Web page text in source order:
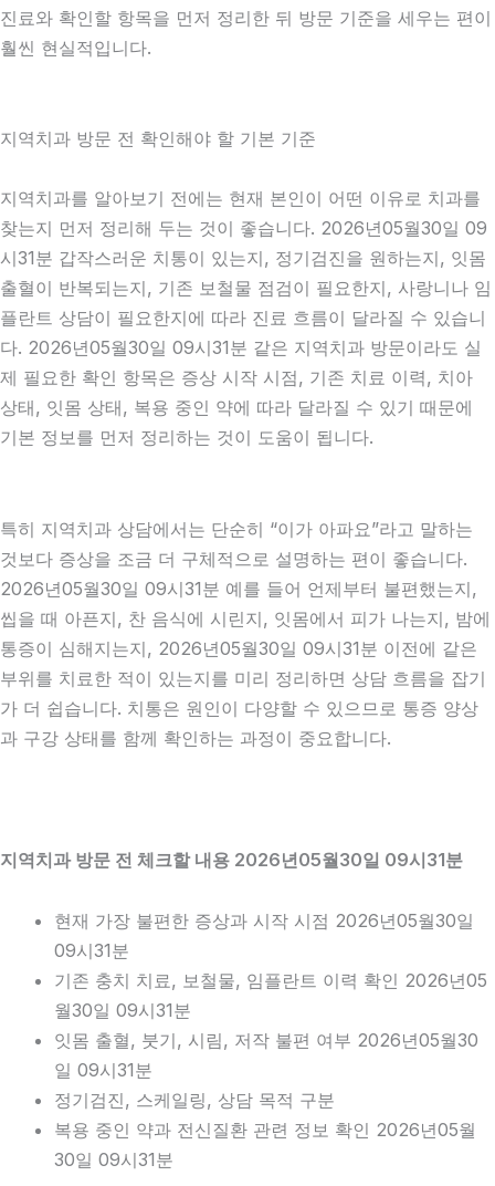
진료와 확인할 항목을 먼저 정리한 뒤 방문 기준을 세우는 편이
훨씬 현실적입니다.
지역치과 방문 전 확인해야 할 기본 기준
지역치과를 알아보기 전에는 현재 본인이 어떤 이유로 치과를
찾는지 먼저 정리해 두는 것이 좋습니다. 2026년05월30일 09
시31분 갑작스러운 치통이 있는지, 정기검진을 원하는지, 잇몸
출혈이 반복되는지, 기존 보철물 점검이 필요한지, 사랑니나 임
플란트 상담이 필요한지에 따라 진료 흐름이 달라질 수 있습니
다. 2026년05월30일 09시31분 같은 지역치과 방문이라도 실
제 필요한 확인 항목은 증상 시작 시점, 기존 치료 이력, 치아
상태, 잇몸 상태, 복용 중인 약에 따라 달라질 수 있기 때문에
기본 정보를 먼저 정리하는 것이 도움이 됩니다.
특히 지역치과 상담에서는 단순히 “이가 아파요”라고 말하는
것보다 증상을 조금 더 구체적으로 설명하는 편이 좋습니다.
2026년05월30일 09시31분 예를 들어 언제부터 불편했는지,
씹을 때 아픈지, 찬 음식에 시린지, 잇몸에서 피가 나는지, 밤에
통증이 심해지는지, 2026년05월30일 09시31분 이전에 같은
부위를 치료한 적이 있는지를 미리 정리하면 상담 흐름을 잡기
가 더 쉽습니다. 치통은 원인이 다양할 수 있으므로 통증 양상
과 구강 상태를 함께 확인하는 과정이 중요합니다.
지역치과 방문 전 체크할 내용 2026년05월30일 09시31분
현재 가장 불편한 증상과 시작 시점 2026년05월30일
09시31분
기존 충치 치료, 보철물, 임플란트 이력 확인 2026년05
월30일 09시31분
잇몸 출혈, 붓기, 시림, 저작 불편 여부 2026년05월30
일 09시31분
정기검진, 스케일링, 상담 목적 구분
복용 중인 약과 전신질환 관련 정보 확인 2026년05월
30일 09시31분